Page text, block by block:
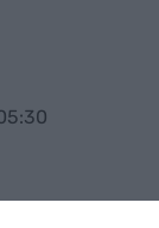
trobada LAN (